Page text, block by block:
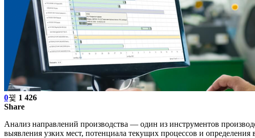
0
1 426
Share
Анализ направлений производства — один из инструментов
выявления узких мест, потенциала текущих процессов и определения